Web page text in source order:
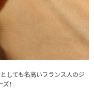
しても名高いフランス人のジ
！